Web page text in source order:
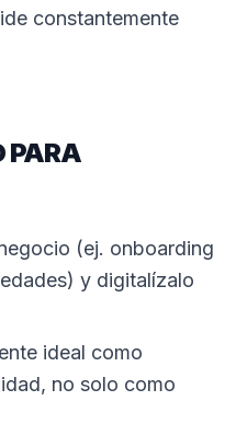
constantemente
PARA
(ej. onboarding
y digitalízalo
ideal como
no solo como